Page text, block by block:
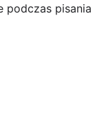
podczas pisania